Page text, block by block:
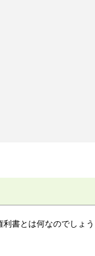
書とは何なのでしょう